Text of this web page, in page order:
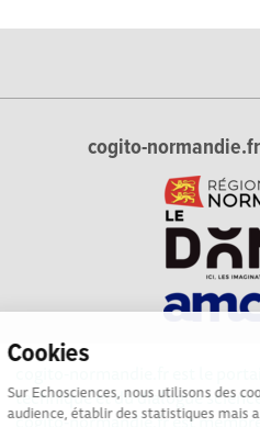
Cookies
Sur Echosciences, nous utilisons des
audience, établir des statistiques
cogito-
technique et du dialogue